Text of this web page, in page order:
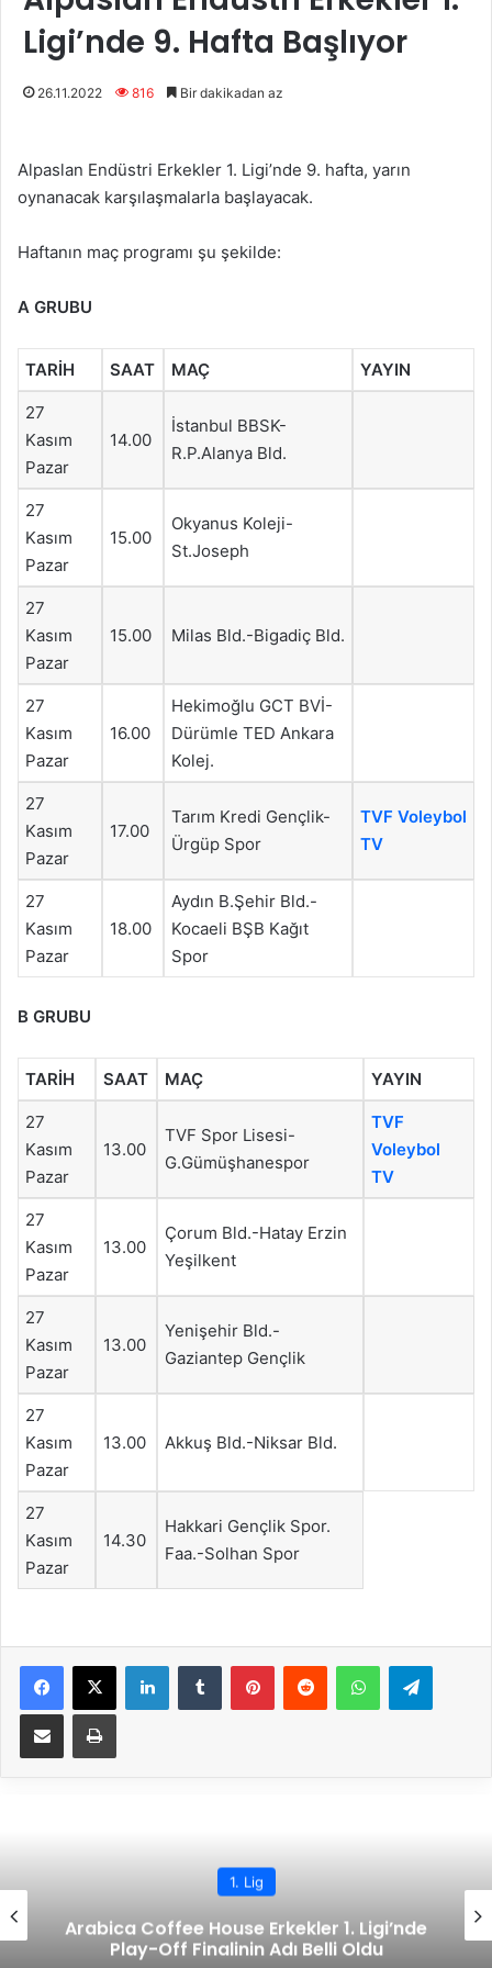
Ligi’nde 9. Hafta Başlıyor
26.11.2022 816 Bir dakikadan az
Alpaslan Endüstri Erkekler 1. Ligi’nde 9. hafta, yarın
oynanacak karşılaşmalarla başlayacak.
Haftanın maç programı şu şekilde:
A GRUBU
TARİH SAAT MAÇ YAYIN
27
Kasım
Pazar
14.00
İstanbul BBSK-
R.P.Alanya Bld.
27
Kasım
Pazar
15.00
Okyanus Koleji-
St.Joseph
27
Kasım
Pazar
15.00 Milas Bld.-Bigadiç Bld.
27
Kasım
Pazar
16.00
Hekimoğlu GCT BVİ-
Dürümle TED Ankara
Kolej.
27
Kasım
Pazar
17.00
Tarım Kredi Gençlik-
Ürgüp Spor
TVF Voleybol
TV
27
Kasım
Pazar
18.00
Aydın B.Şehir Bld.-
Kocaeli BŞB Kağıt
Spor
B GRUBU
TARİH SAAT MAÇ YAYIN
27
Kasım
Pazar
13.00
TVF Spor Lisesi-
G.Gümüşhanespor
TVF
Voleybol
TV
27
Kasım
Pazar
13.00
Çorum Bld.-Hatay Erzin
Yeşilkent
27
Kasım
Pazar
13.00
Yenişehir Bld.-
Gaziantep Gençlik
27
Kasım
Pazar
13.00 Akkuş Bld.-Niksar Bld.
27
Kasım
Pazar
14.30
Hakkari Gençlik Spor.
Faa.-Solhan Spor
1. Lig
Arabica Coffee House Erkekler 1. Ligi’nde
Play-Off Finalinin Adı Belli Oldu